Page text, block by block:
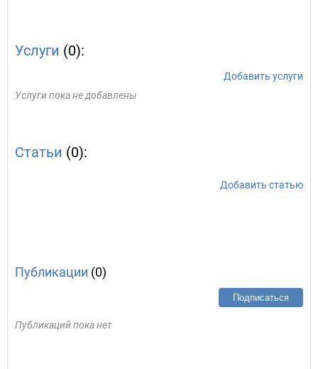
Услуги (0):
Добавить услуги
Услуги пока не добавлены
Статьи (0):
Добавить статью
Публикации (0)
Подписаться
Публикаций пока нет